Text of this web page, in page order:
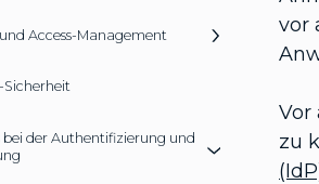
Access-Management
Sicherheit
bei der Authentifizierung und
vor
Vor
zu